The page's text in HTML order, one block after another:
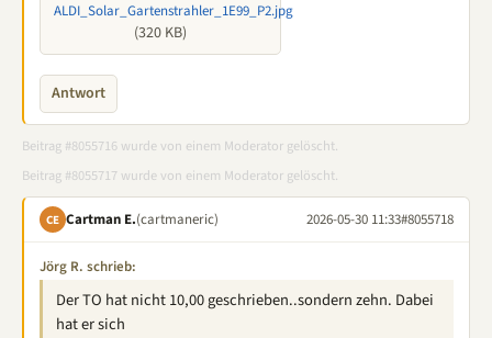
ALDI_Solar_Gartenstrahler_1E99_P2.jpg
(320 KB)
Antwort
Beitrag #8055716 wurde von einem Moderator gelöscht.
Beitrag #8055717 wurde von einem Moderator gelöscht.
CE Cartman E.(cartmaneric) 2026-05-30 11:33#8055718
Jörg R. schrieb:
Der TO hat nicht 10,00 geschrieben..sondern zehn. Dabei
hat er sich